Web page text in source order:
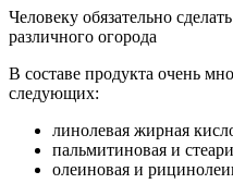
Человеку обязательно
различного огорода
В составе продукта очень
следующих:
линолевая жирная
пальмитиновая и
олеиновая и